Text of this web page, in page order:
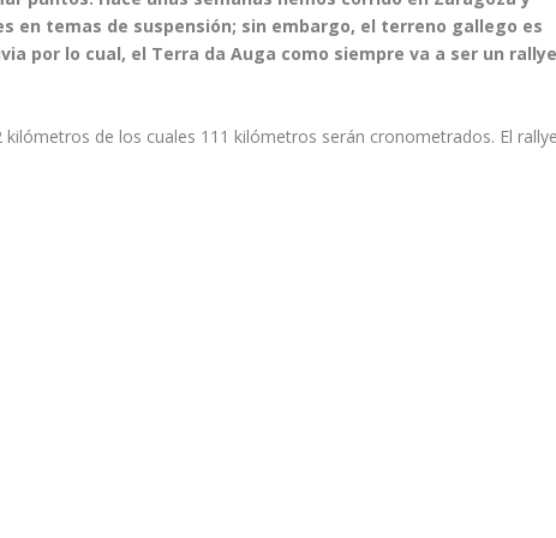
en temas de suspensión; sin embargo, el terreno gallego es
por lo cual, el Terra da Auga como siempre va a ser un
kilómetros de los cuales 111 kilómetros serán cronometrados. El